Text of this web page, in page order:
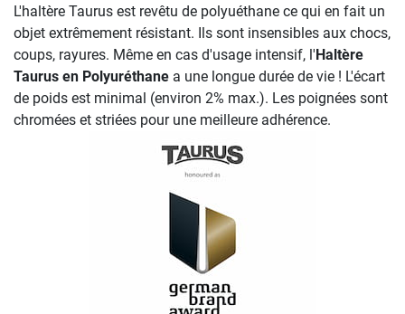
L'haltère Taurus est revêtu de polyuéthane ce qui en fait un
objet extrêmement résistant. Ils sont insensibles aux chocs,
coups, rayures. Même en cas d'usage intensif, l' Haltère
Taurus en Polyuréthane a une longue durée de vie ! L'écart
de poids est minimal (environ 2% max.). Les poignées sont
chromées et striées pour une meilleure adhérence.